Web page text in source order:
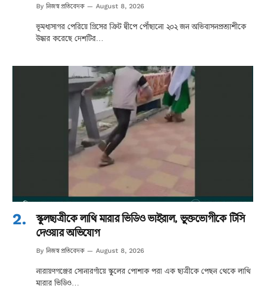
By নিজস্ব প্রতিবেদক August 8, 2026
ভূমধ্যসাগর পেরিয়ে গ্রিসের ক্রিট দ্বীপে পৌঁছানো ২০২ জন অভিবাসনপ্রত্যাশীকে
উদ্ধার করেছে দেশটির…
স্কুলছাত্রীকে লাথি মারার ভিডিও ভাইরাল, ভুক্তভোগীকে টিসি
দেওয়ার অভিযোগ
By নিজস্ব প্রতিবেদক August 8, 2026
নারায়ণগঞ্জের সোনারগাঁয়ে স্কুলের পোশাক পরা এক ছাত্রীকে পেছন থেকে লাথি
মারার ভিডিও…